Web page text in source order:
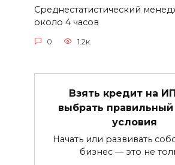
Среднестатистический
около 4 часов
0 1.2к.
Взять кредит на
выбрать правильный
условия
Начать или развивать
бизнес — это не